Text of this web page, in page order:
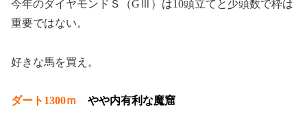
今年のダイヤモンドＳ（GⅢ）は10頭立てと少頭数で枠は
重要ではない。
好きな馬を買え。
ダート1300ｍ やや内有利な魔窟